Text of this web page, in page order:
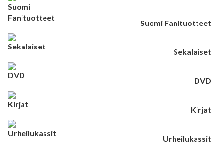
Suomi Fanituotteet
Sekalaiset
DVD
Kirjat
Urheilukassit